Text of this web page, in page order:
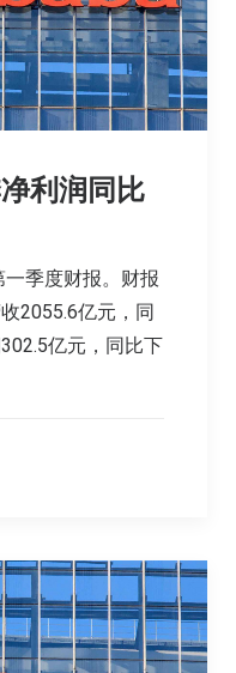
利润同比
季度财报。财报
2055.6亿元，同
亿元，同比下